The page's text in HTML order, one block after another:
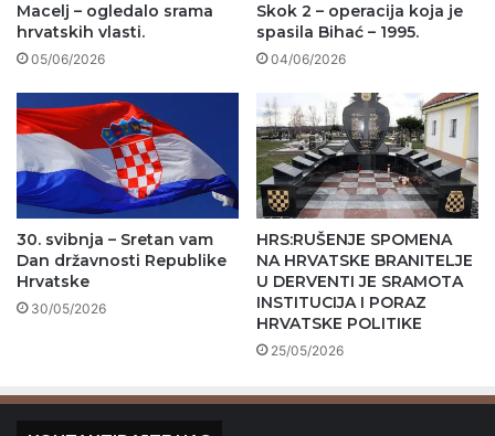
Macelj – ogledalo srama
hrvatskih vlasti.
05/06/2026
Skok 2 – operacija koja je
spasila Bihać – 1995.
04/06/2026
30. svibnja – Sretan vam
Dan državnosti Republike
Hrvatske
30/05/2026
HRS:RUŠENJE SPOMENA
NA HRVATSKE BRANITELJE
U DERVENTI JE SRAMOTA
INSTITUCIJA I PORAZ
HRVATSKE POLITIKE
25/05/2026